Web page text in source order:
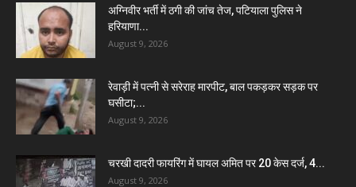
अग्निवीर भर्ती में ठगी की जांच तेज, पटियाला पुलिस ने
हरियाणा...
August 9, 2026
रेवाड़ी में पत्नी से सरेराह मारपीट, बाल पकड़कर सड़क पर
घसीटा;...
August 9, 2026
चरखी दादरी फायरिंग में घायल अमित पर 20 केस दर्ज, 4...
August 9, 2026